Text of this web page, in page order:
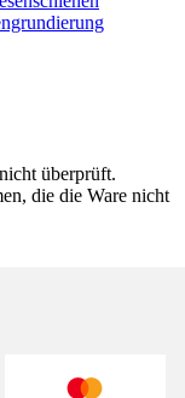
überprüft.
die die Ware nicht